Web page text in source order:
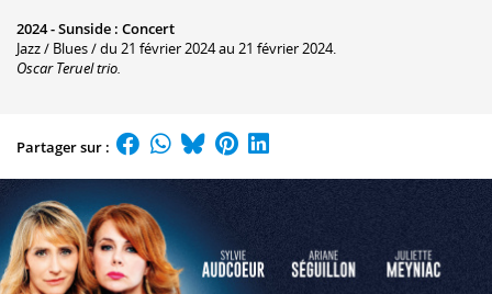
2024 -Sunside : Concert
Jazz / Blues / du 21 février 2024 au 21 février 2024.
Oscar Teruel trio.
Partager sur :